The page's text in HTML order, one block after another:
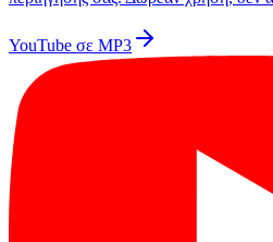
YouTube σε MP3